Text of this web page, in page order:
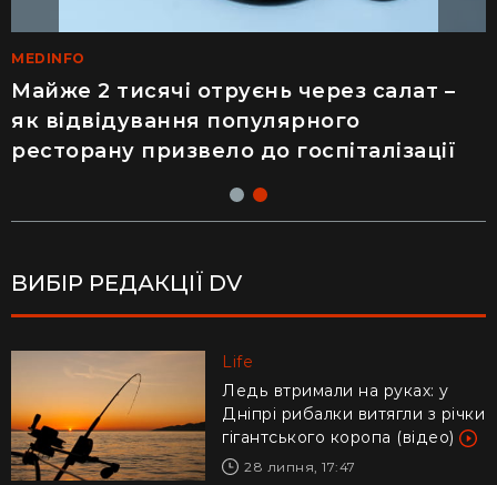
LIFE
Рік ремонту хати за $8 тисяч: українка
показала перевтілення сільського
будинку (фото)
MEDINFO
Майже 2 тисячі отруєнь через салат –
як відвідування популярного
ресторану призвело до госпіталізації
ВИБІР РЕДАКЦІЇ DV
Life
Українців попередили про
аферу з відключенням
електроенергії
30 липня, 10:57
Life
Ледь втримали на руках: у
Дніпрі рибалки витягли з річки
гігантського коропа (відео)
28 липня, 17:47